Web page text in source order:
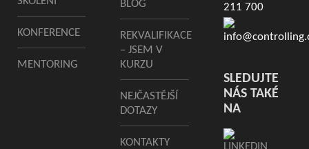
KONFERENCE
MENTORING
BLOG
REKVALIFIKACE
– JSEM V
KURZU
NEJČASTĚJŠÍ
DOTAZY
KONTAKTY
211 700
SLEDUJTE
NÁS TAKÉ
NA